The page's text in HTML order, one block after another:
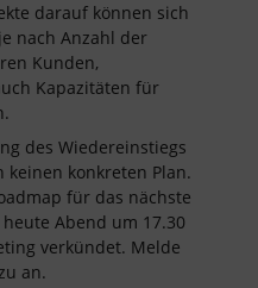
darauf können sich
nach Anzahl der
Kunden,
Kapazitäten für
des Wiedereinstiegs
keinen konkreten Plan.
für das nächste
Abend um 17.30
verkündet. Melde
an.